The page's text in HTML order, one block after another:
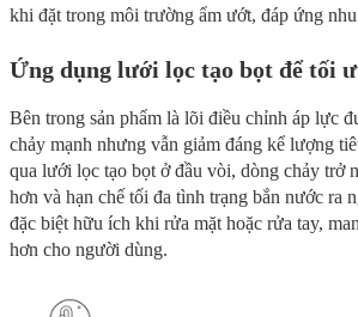
khi đặt trong môi trường ẩm ướt, đáp ứng
Ứng dụng lưới lọc tạo bọt để tối
Bên trong sản phẩm là lõi điều chỉnh áp lực
chảy mạnh nhưng vẫn giảm đáng kể lượng
qua lưới lọc tạo bọt ở đầu vòi, dòng chảy trở
hơn và hạn chế tối đa tình trạng bắn nước ra
đặc biệt hữu ích khi rửa mặt hoặc rửa tay,
hơn cho người dùng.